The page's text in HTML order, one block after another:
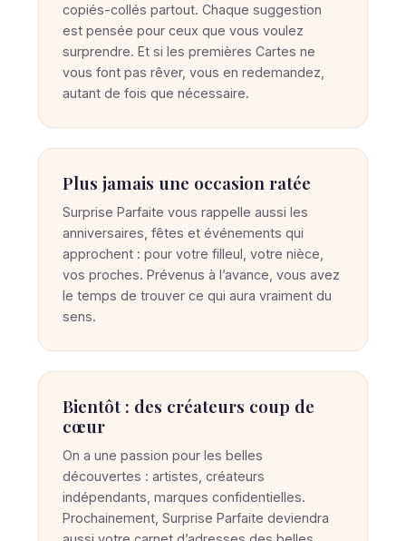
copiés-collés partout. Chaque suggestion
est pensée pour ceux que vous voulez
surprendre. Et si les premières Cartes ne
vous font pas rêver, vous en redemandez,
autant de fois que nécessaire.
Plus jamais une occasion ratée
Surprise Parfaite vous rappelle aussi les
anniversaires, fêtes et événements qui
approchent : pour votre filleul, votre nièce,
vos proches. Prévenus à l’avance, vous avez
le temps de trouver ce qui aura vraiment du
sens.
Bientôt : des créateurs coup de
cœur
On a une passion pour les belles
découvertes : artistes, créateurs
indépendants, marques confidentielles.
Prochainement, Surprise Parfaite deviendra